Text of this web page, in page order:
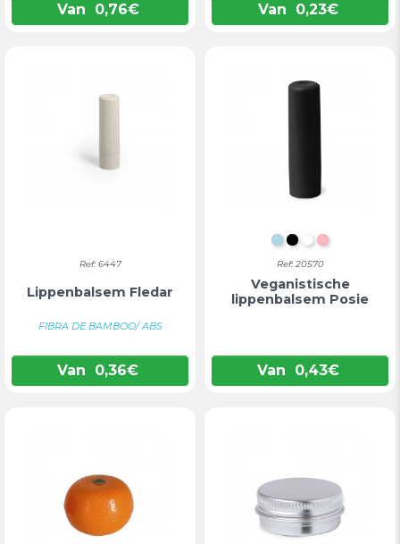
Van 0,76€ Van 0,23€
Ref: 6447
Lippenbalsem Fledar
FIBRA DE BAMBOO/ ABS
Van 0,36€
LICHTBLAUW
ZWART
WITROZE
Ref: 20570
Veganistische
lippenbalsem Posie
Van 0,43€